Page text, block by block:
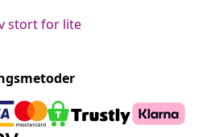
stort for lite